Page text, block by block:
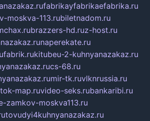
fabrikayfabrikaefabrika.ru
moskva-113.rubiletnadom.ru
brazzers-hd.ruz-host.ru
naperekate.ru
kitubeu-2-kuhnyanazakaz.ru
cs-68.ru
mir-tk.ruvlknrussia.ru
map.ruvideo-seks.rubankaribi.ru
zamkov-moskva113.ru
tovudyi4kuhnyanazakaz.ru